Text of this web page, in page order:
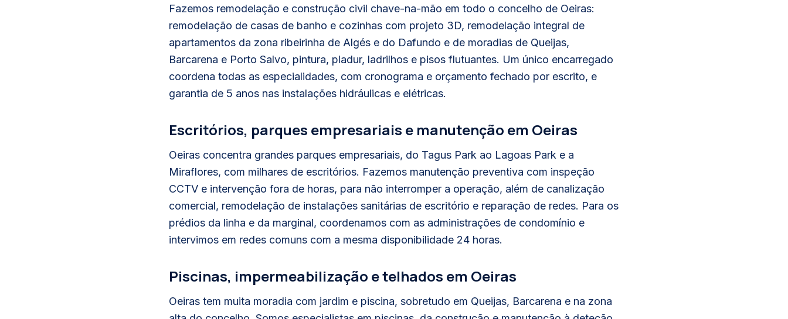
Fazemos remodelação e construção civil chave-na-mão em todo o concelho de Oeiras:
remodelação de casas de banho e cozinhas com projeto 3D, remodelação integral de
apartamentos da zona ribeirinha de Algés e do Dafundo e de moradias de Queijas,
Barcarena e Porto Salvo, pintura, pladur, ladrilhos e pisos flutuantes. Um único encarregado
coordena todas as especialidades, com cronograma e orçamento fechado por escrito, e
garantia de 5 anos nas instalações hidráulicas e elétricas.
Escritórios, parques empresariais e manutenção em Oeiras
Oeiras concentra grandes parques empresariais, do Tagus Park ao Lagoas Park e a
Miraflores, com milhares de escritórios. Fazemos manutenção preventiva com inspeção
CCTV e intervenção fora de horas, para não interromper a operação, além de canalização
comercial, remodelação de instalações sanitárias de escritório e reparação de redes. Para os
prédios da linha e da marginal, coordenamos com as administrações de condomínio e
intervimos em redes comuns com a mesma disponibilidade 24 horas.
Piscinas, impermeabilização e telhados em Oeiras
Oeiras tem muita moradia com jardim e piscina, sobretudo em Queijas, Barcarena e na zona